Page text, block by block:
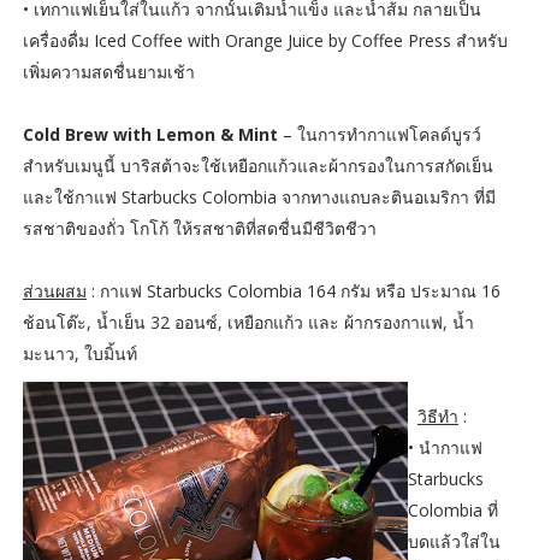
• เทกาแฟเย็นใส่ในแก้ว จากนั้นเติมน้ำแข็ง และน้ำส้ม กลายเป็น
เครื่องดื่ม Iced Coffee with Orange Juice by Coffee Press สำหรับ
เพิ่มความสดชื่นยามเช้า
Cold Brew with Lemon & Mint – ในการทำกาแฟโคลด์บูรว์
สำหรับเมนูนี้ บาริสต้าจะใช้เหยือกแก้วและผ้ากรองในการสกัดเย็น
และใช้กาแฟ Starbucks Colombia จากทางแถบละตินอเมริกา ที่มี
รสชาติของถั่ว โกโก้ ให้รสชาติที่สดชื่นมีชีวิตชีวา
ส่วนผสม : กาแฟ Starbucks Colombia 164 กรัม หรือ ประมาณ 16
ช้อนโต๊ะ, น้ำเย็น 32 ออนซ์, เหยือกแก้ว และ ผ้ากรองกาแฟ, น้ำ
มะนาว, ใบมิ้นท์
วิธีทำ :
• นำกาแฟ
Starbucks
Colombia ที่
บดแล้วใส่ใน